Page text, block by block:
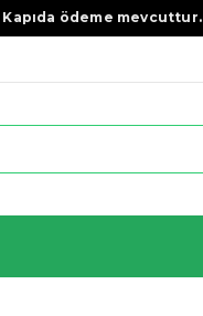
Kapıda ödeme mevcuttur.